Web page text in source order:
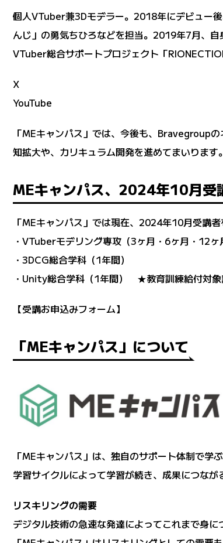
個人VTuber兼3Dモデラー。2018年にデビュー
んじ」の勇気ちひろなどを担当。2019年7月、
VTuber総合サポートプロジェクト「
X
YouTube
「MEキャンパス」では、今後も、Bravegroup
知拡大や、カリキュラム開発を進めてまいります。
MEキャンパス、2024年10月受
「MEキャンパス」では現在、2024年10月受講者
・VTuberモデリング専攻（3ヶ月・6ヶ月・12ヶ
・3DCG総合学科（1年間）
・Unity総合学科（1年間） ★教育訓練給付対象
【受講お申込みフォーム】
「MEキャンパス」について
「MEキャンパス」は、独自のサポート体制で
学習サイクルによって学習が続き、成果につなが
リスキリングの需要
デジタル技術の急速な発達によってこれまで身